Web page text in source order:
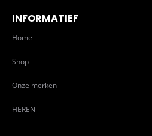
INFORMATIEF
Home
Shop
Onze merken
HEREN